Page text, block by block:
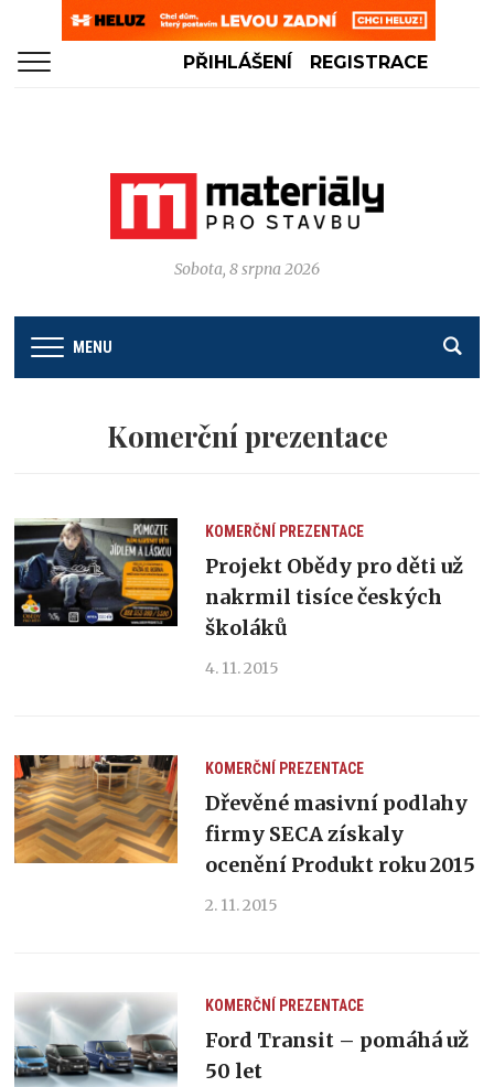
PŘIHLÁŠENÍ REGISTRACE
Sobota, 8 srpna 2026
MENU
Komerční prezentace
KOMERČNÍ PREZENTACE
Projekt Obědy pro děti už
nakrmil tisíce českých
školáků
4. 11. 2015
KOMERČNÍ PREZENTACE
Dřevěné masivní podlahy
firmy SECA získaly
ocenění Produkt roku 2015
2. 11. 2015
KOMERČNÍ PREZENTACE
Ford Transit – pomáhá už
50 let